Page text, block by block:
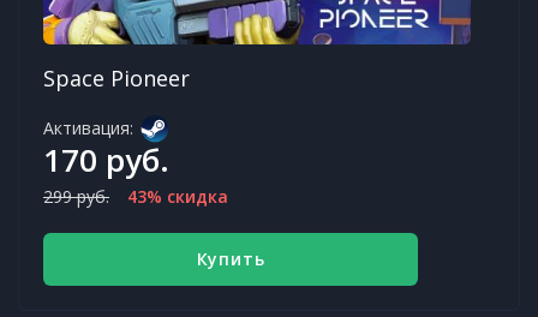
Space Pioneer
Активация:
170 руб.
299 руб. 43% скидка
Купить